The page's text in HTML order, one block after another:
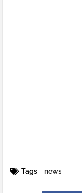
Tags news